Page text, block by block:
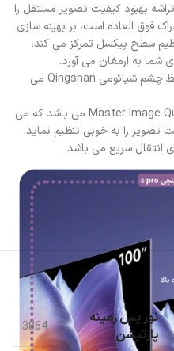
بهبود کیفیت تصویر مستقل را
فوق العاده است، بر بهینه سازی
سطح پیکسل تمرکز می کند،
شما به ارمغان می آورد.
تلویزیون ۱۰۰ اینچی s pro دارای محافظ چشم شیائومی Qingshan می
این تلویزیون دارای Master Image Quality Engine 2.0 می باشد که می
تصویر را به خوبی تنظیم نماید.
نور پس زمینه
پارتیشن
3864